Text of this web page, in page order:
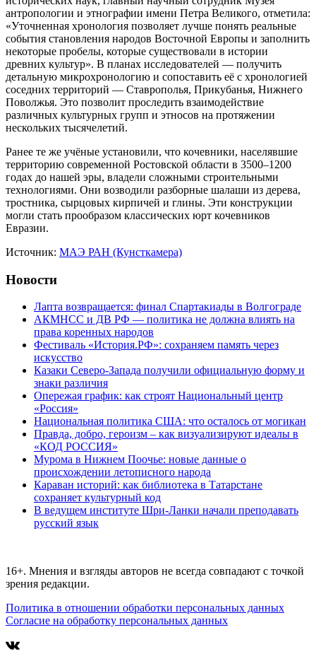
антропологии и этнографии имени Петра Великого, отметила:
«Уточненная хронология позволяет лучше понять реальные
события становления народов Восточной Европы и заполнить
некоторые пробелы, которые существовали в истории
древних культур». В планах исследователей — получить
детальную микрохронологию и сопоставить её с хронологией
соседних территорий — Ставрополья, Прикубанья, Нижнего
Поволжья. Это позволит проследить взаимодействие
различных культурных групп и этносов на протяжении
нескольких тысячелетий.
Ранее те же учёные установили, что кочевники, населявшие
территорию современной Ростовской области в 3500–1200
годах до нашей эры, владели сложными строительными
технологиями. Они возводили разборные шалаши из дерева,
тростника, сырцовых кирпичей и глины. Эти конструкции
могли стать прообразом классических юрт кочевников
Евразии.
Источник: МАЭ РАН (Кунсткамера)
Новости
Лапта возвращается: финал Спартакиады в Волгограде
АКМНСС и ДВ РФ — политика не должна влиять на
права коренных народов
Фестиваль «История.РФ»: сохраняем память через
искусство
Казаки Северо-Запада получили официальную форму и
знаки различия
Опережая график: как строят Национальный центр
«Россия»
Национальная политика США: что осталось от могикан
Правда, добро, героизм – как визуализируют идеалы в
«КОД РОССИЯ»
Мурома в Нижнем Поочье: новые данные о
происхождении летописного народа
Караван историй: как библиотека в Татарстане
сохраняет культурный код
В ведущем институте Шри-Ланки начали преподавать
русский язык
16+. Мнения и взгляды авторов не всегда совпадают с точкой
зрения редакции.
Политика в отношении обработки персональных данных
Согласие на обработку персональных данных